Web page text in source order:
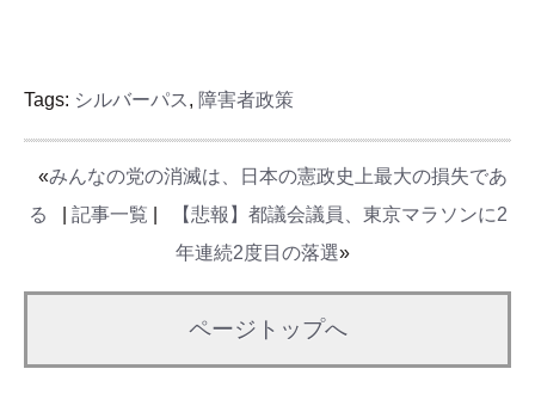
Tags: シルバーパス , 障害者政策
«みんなの党の消滅は、日本の憲政史上最大の損失であ
る
記事一覧
【悲報】都議会議員、東京マラソンに2
年連続2度目の落選»
ページトップへ